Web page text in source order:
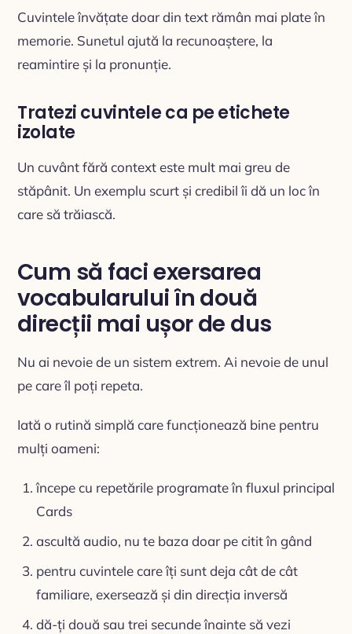
Cuvintele învățate doar din text rămân mai plate în
memorie. Sunetul ajută la recunoaștere, la
reamintire și la pronunție.
Tratezi cuvintele ca pe etichete
izolate
Un cuvânt fără context este mult mai greu de
stăpânit. Un exemplu scurt și credibil îi dă un loc în
care să trăiască.
Cum să faci exersarea
vocabularului în două
direcții mai ușor de dus
Nu ai nevoie de un sistem extrem. Ai nevoie de unul
pe care îl poți repeta.
Iată o rutină simplă care funcționează bine pentru
mulți oameni:
începe cu repetările programate în fluxul principal
Cards
ascultă audio, nu te baza doar pe citit în gând
pentru cuvintele care îți sunt deja cât de cât
familiare, exersează și din direcția inversă
dă-ți două sau trei secunde înainte să vezi